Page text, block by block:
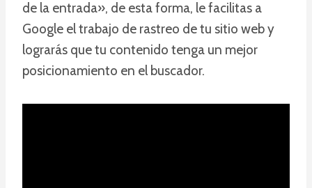
de la entrada», de esta forma, le facilitas a
Google el trabajo de rastreo de tu sitio web y
lograrás que tu contenido tenga un mejor
posicionamiento en el buscador.